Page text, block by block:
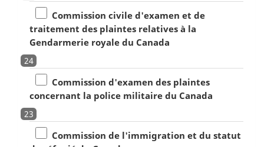
Commission civile d'examen et de
traitement des plaintes relatives à la
Gendarmerie royale du Canada
24
Commission d'examen des plaintes
concernant la police militaire du Canada
23
Commission de l'immigration et du statut